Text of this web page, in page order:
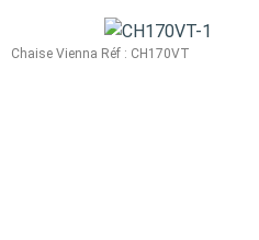
Chaise Vienna Réf : CH170VT